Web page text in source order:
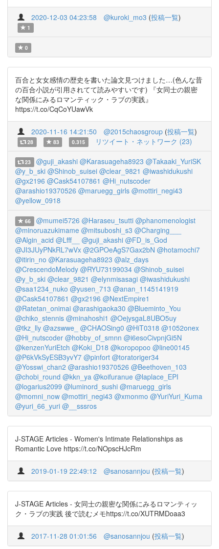
2020-12-03 04:23:58 @kuroki_mo3 (投稿一覧)
1
0
百合と女女感情の歴史を書いた論文見つけました…(色んな昔
の百合小説が引用されてて読みやすいです) 『女同士の親密
な関係にみるロマンティック・ラブの実践』
https://t.co/CqCoYUawVk
2020-11-16 14:21:50 @2015chaosgroup (投稿一覧)
28 83 0.315 リツイート・ネットワーク (23)
23 @guji_akashi @Karasuageha8923 @Takaaki_YuriSK
@y_b_ski @Shinob_suisei @clear_9821 @iwashidukushi
@gx2196 @Cask54107861 @Hi_nutscoder
@arashio19370526 @maruegg_girls @mottiri_negi43
@yellow_0918
66 @mumei5726 @Haraseu_tsutti @phanomenologist
@minoruazukimame @mitsuboshi_s3 @Charging___
@Algin_acid @Lfff__ @guji_akashi @FD_is_God
@JI3JUyPNkRL7wVx @2GPOeAgS7Gax2bN @hotamochi7
@itirin_no @Karasuageha8923 @alz_days
@CrescendoMelody @RYU73199034 @Shinob_suisei
@y_b_ski @clear_9821 @elynmisasagi @iwashidukushi
@saa1234_nuko @yusen_713 @anan_1145141919
@Cask54107861 @gx2196 @NextEmpire1
@Ratetan_onimai @arashigaoka30 @Blueminto_You
@chiko_stennis @minahoshi1 @OejysgaL8UBO5uy
@tkz_lly @azswwe_ @CHAOSing0 @HiT0318 @1052onex
@Hi_nutscoder @hobby_of_smnn @i6esoCivpnjGi5N
@kenzenYuriEtch @Koki_D18 @koropopoo @line00145
@P6kVkSyESB3yvY7 @pinfort @toratoriger34
@Yosswi_chan2 @arashio19370526 @Beethoven_103
@chobi_round @kkn_ya @koifuranue @laplace_EPI
@logarius2099 @luminord_sushi @maruegg_girls
@momni_now @mottiri_negi43 @xmonmo @YuriYuri_Kuma
@yuri_66_yuri @__sssros
J-STAGE Articles - Women's Intimate Relationships as
Romantic Love https://t.co/NOpscHJcRm
2019-01-19 22:49:12 @sanosannjou (投稿一覧)
J-STAGE Articles - 女同士の親密な関係にみるロマンティッ
ク・ラブの実践 後で読むメモhttps://t.co/XUTRMDoaa3
2017-11-28 01:01:56 @sanosannjou (投稿一覧)